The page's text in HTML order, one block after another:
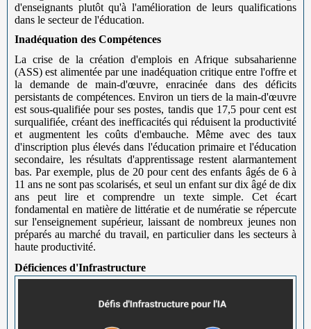
d'enseignants plutôt qu'à l'amélioration de leurs qualifications
dans le secteur de l'éducation.
Inadéquation des Compétences
La crise de la création d'emplois en Afrique subsaharienne
(ASS) est alimentée par une inadéquation critique entre l'offre et
la demande de main-d'œuvre, enracinée dans des déficits
persistants de compétences. Environ un tiers de la main-d'œuvre
est sous-qualifiée pour ses postes, tandis que 17,5 pour cent est
surqualifiée, créant des inefficacités qui réduisent la productivité
et augmentent les coûts d'embauche. Même avec des taux
d'inscription plus élevés dans l'éducation primaire et l'éducation
secondaire, les résultats d'apprentissage restent alarmantement
bas. Par exemple, plus de 20 pour cent des enfants âgés de 6 à
11 ans ne sont pas scolarisés, et seul un enfant sur dix âgé de dix
ans peut lire et comprendre un texte simple. Cet écart
fondamental en matière de littératie et de numératie se répercute
sur l'enseignement supérieur, laissant de nombreux jeunes non
préparés au marché du travail, en particulier dans les secteurs à
haute productivité.
Déficiences d'Infrastructure